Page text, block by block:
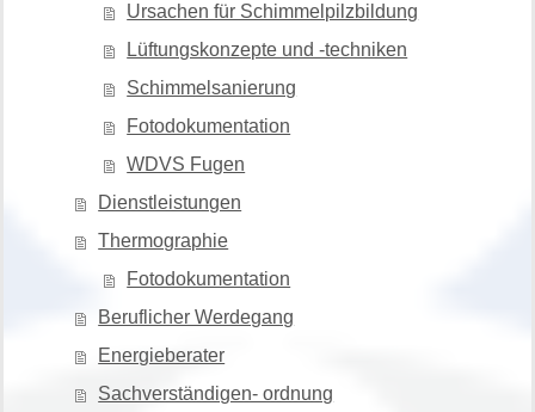
Ursachen für Schimmelpilzbildung
Lüftungskonzepte und -techniken
Schimmelsanierung
Fotodokumentation
WDVS Fugen
Dienstleistungen
Thermographie
Fotodokumentation
Beruflicher Werdegang
Energieberater
Sachverständigen- ordnung